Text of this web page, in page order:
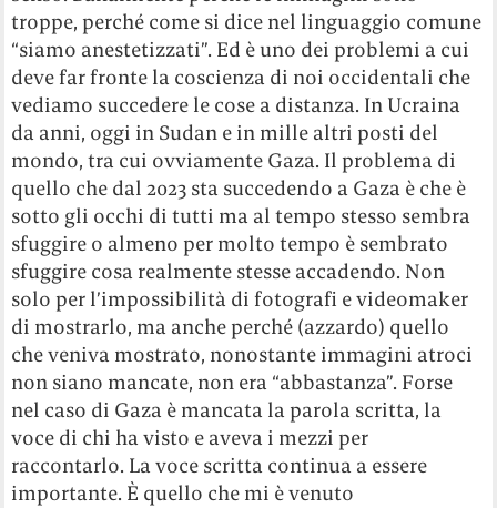
troppe, perché come si dice nel linguaggio comune
“siamo anestetizzati”. Ed è uno dei problemi a cui
deve far fronte la coscienza di noi occidentali che
vediamo succedere le cose a distanza. In Ucraina
da anni, oggi in Sudan e in mille altri posti del
mondo, tra cui ovviamente Gaza. Il problema di
quello che dal 2023 sta succedendo a Gaza è che è
sotto gli occhi di tutti ma al tempo stesso sembra
sfuggire o almeno per molto tempo è sembrato
sfuggire cosa realmente stesse accadendo. Non
solo per l’impossibilità di fotografi e videomaker
di mostrarlo, ma anche perché (azzardo) quello
che veniva mostrato, nonostante immagini atroci
non siano mancate, non era “abbastanza”. Forse
nel caso di Gaza è mancata la parola scritta, la
voce di chi ha visto e aveva i mezzi per
raccontarlo. La voce scritta continua a essere
importante. È quello che mi è venuto